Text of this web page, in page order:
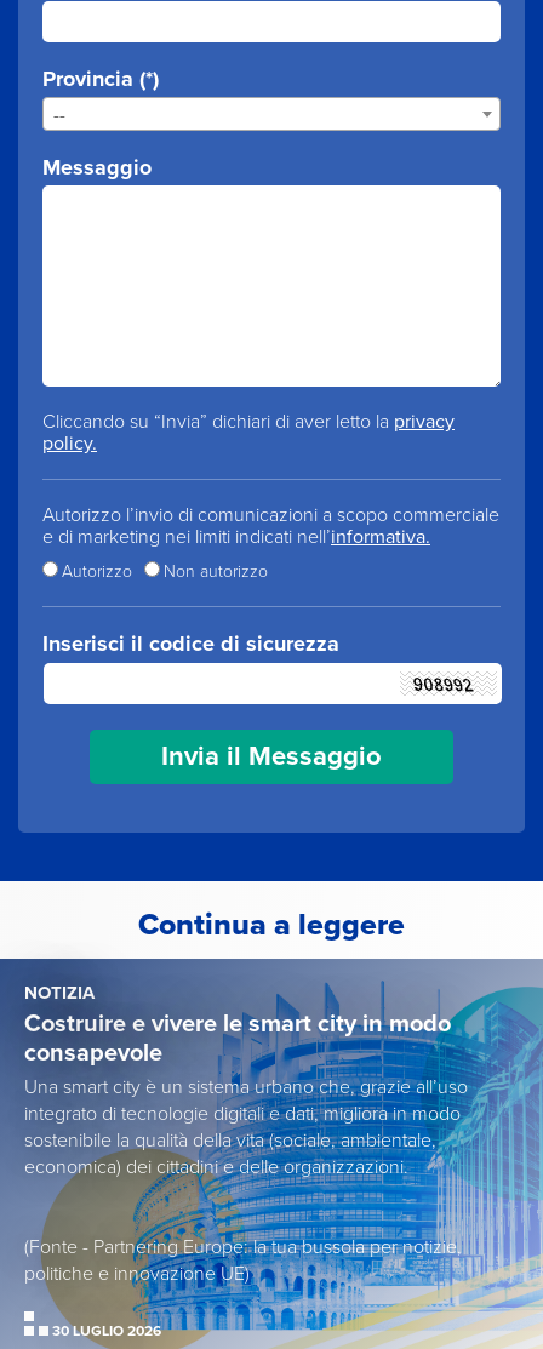
Provincia (*)
--
Messaggio
Cliccando su “Invia” dichiari di aver letto la privacy
policy.
Autorizzo l’invio di comunicazioni a scopo commerciale
e di marketing nei limiti indicati nell’informativa.
Autorizzo Non autorizzo
Inserisci il codice di sicurezza
Continua a leggere
NOTIZIA
Costruire e vivere le smart city in modo
consapevole
Una smart city è un sistema urbano che, grazie all’uso
integrato di tecnologie digitali e dati, migliora in modo
sostenibile la qualità della vita (sociale, ambientale,
economica) dei cittadini e delle organizzazioni.
(Fonte - Partnering Europe: la tua bussola per notizie,
politiche e innovazione UE)
30 LUGLIO 2026